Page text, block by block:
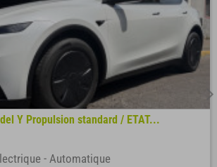
Y Propulsion standard / ETAT...
- Automatique